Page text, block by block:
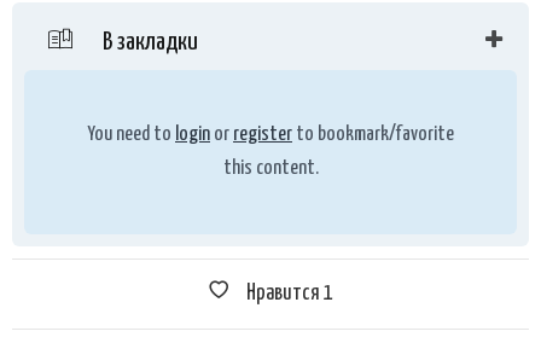
В закладки
You need to login or register to bookmark/favorite
this content.
Нравится 1